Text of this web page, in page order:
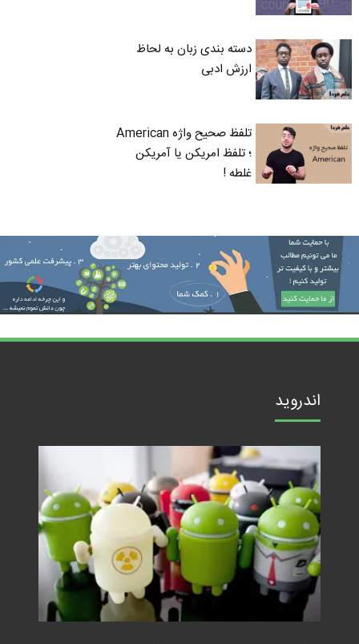
دسته بندی زبان به لحاظ
ارزش ادبی
تلفظ صحیح واژه American
؛ تلفظ امریکن یا آمریکن
غلطه !
اندروید